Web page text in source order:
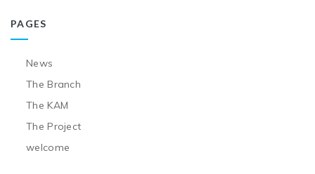
PAGES
News
The Branch
The KAM
The Project
welcome